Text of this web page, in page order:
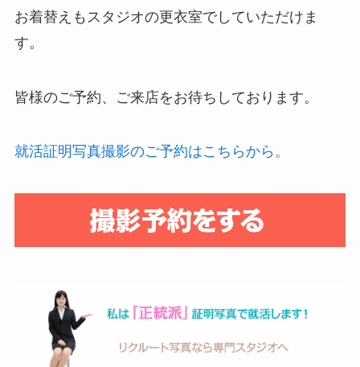
お着替えもスタジオの更衣室でしていただけま
す。
皆様のご予約、ご来店をお待ちしております。
就活証明写真撮影のご予約はこちらから。